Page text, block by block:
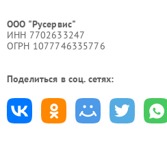
ООО "Русервис"
ИНН 7702633247
ОГРН 1077746335776
Поделиться в соц. сетях: